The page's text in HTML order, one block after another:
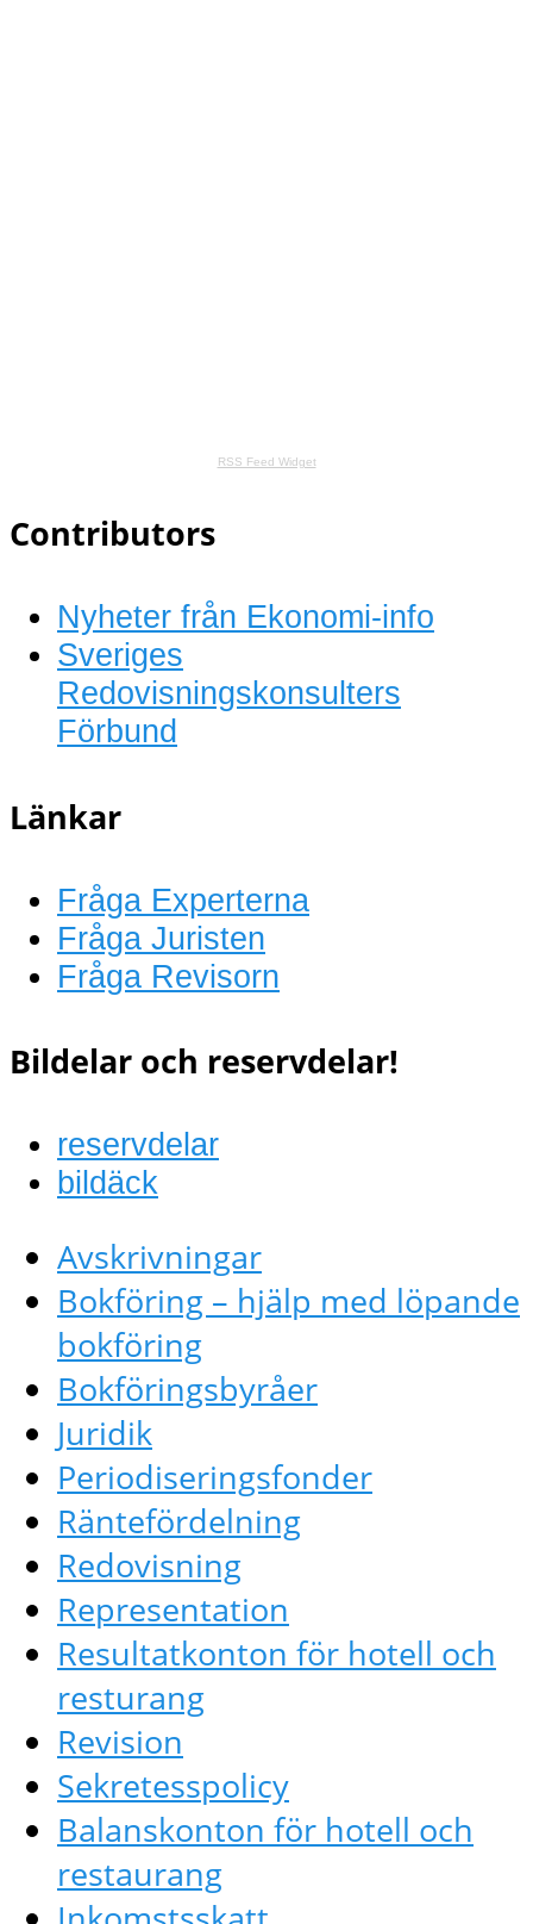
RSS Feed Widget
Contributors
Nyheter från Ekonomi-info
Sveriges
Redovisningskonsulters
Förbund
Länkar
Fråga Experterna
Fråga Juristen
Fråga Revisorn
Bildelar och reservdelar!
reservdelar
bildäck
Avskrivningar
Bokföring – hjälp med löpande
bokföring
Bokföringsbyråer
Juridik
Periodiseringsfonder
Räntefördelning
Redovisning
Representation
Resultatkonton för hotell och
resturang
Revision
Sekretesspolicy
Balanskonton för hotell och
restaurang